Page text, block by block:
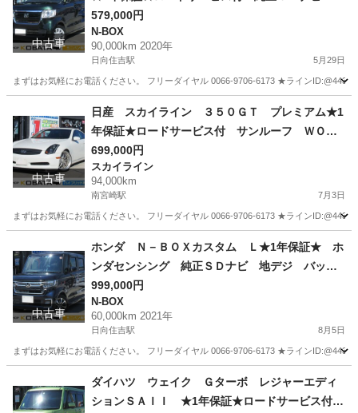
中古車
デジ Ｂカメラ Ｂｌｕｅｔｏｏｔｈ ＵＳＢ
左側パワースライド シートヒーター アダプテ
ィブクルコン ＥＴＣ スーパースライドシー
579,000円
N-BOX
90,000km 2020年
日向住吉駅 5月29日
まずはお気軽にお電話ください。 フリーダイヤル 0066-9706-6173 ★ライン
日向住吉駅 N-BOX ヘッド
中古車
日産 スカイライン ３５０ＧＴ プレミアム★1
年保証★ロードサービス付 サンルーフ ＷＯＲ
Ｋ２０ＡＷ テイン車高調 ＨＫＳマフラー 社
外ＨＤＤナビ 地デジ Ｂｌｕｅｔｏｏｔｈオー
ディオ ハーフレザー パワーシート キーレ
699,000円
スカイライン
94,000km
南宮崎駅 7月3日
まずはお気軽にお電話ください。 フリーダイヤル 0066-9706-6173 ★ライン
南宮崎駅 スカイライン HKS
中古車
ホンダ Ｎ－ＢＯＸカスタム Ｌ★1年保証★ ホ
ンダセンシング 純正ＳＤナビ 地デジ バック
カメラ Ｂｌｕｅｔｏｏｔｈ 左側電動ドア 前
席シートヒーター アダプティブクルコン ＥＴ
Ｃ スマートキー オートライト ＬＥＤヘッ
999,000円
N-BOX
60,000km 2021年
日向住吉駅 8月5日
まずはお気軽にお電話ください。 フリーダイヤル 0066-9706-6173 ★ライン
日向住吉駅 N-BOX ヘッド
ダイハツ ウェイク Ｇターボ レジャーエディ
ションＳＡＩＩ ★1年保証★ロードサービス付